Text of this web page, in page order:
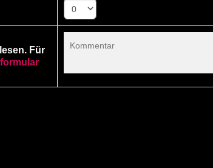
0
Für